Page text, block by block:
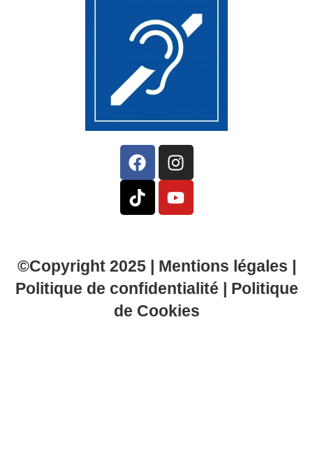
©Copyright 2025 | Mentions légales
Politique de confidentialité
Politique
de Cookies